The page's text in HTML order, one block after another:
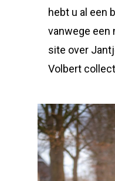
hebt u al een
vanwege een
site over
Volbert